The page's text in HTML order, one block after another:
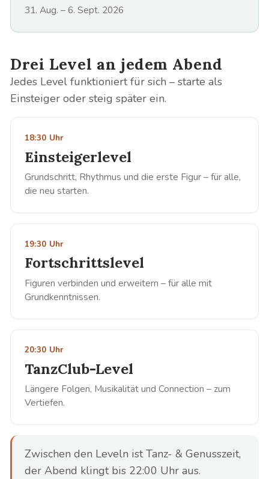
31. Aug. – 6. Sept. 2026
Drei Level an jedem Abend
Jedes Level funktioniert für sich – starte als
Einsteiger oder steig später ein.
18:30 Uhr
Einsteigerlevel
Grundschritt, Rhythmus und die erste Figur – für alle,
die neu starten.
19:30 Uhr
Fortschrittslevel
Figuren verbinden und erweitern – für alle mit
Grundkenntnissen.
20:30 Uhr
TanzClub-Level
Längere Folgen, Musikalität und Connection – zum
Vertiefen.
Zwischen den Leveln ist Tanz- & Genusszeit,
der Abend klingt bis 22:00 Uhr aus.